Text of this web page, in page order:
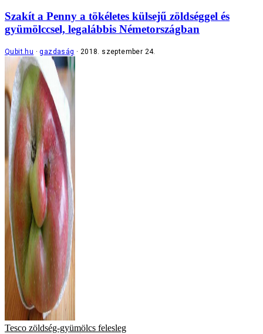
Szakít a Penny a tökéletes külsejű zöldséggel és
gyümölccsel, legalábbis Németországban
Qubit.hu gazdaság 2018. szeptember 24.
Tesco zöldség-gyümölcs felesleg